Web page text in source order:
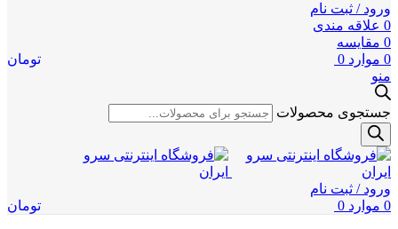
ورود / ثبت نام
0 علاقه مندی
0 مقایسه
0 موارد 0
تومان
منو
جستجوی محصولات
ورود / ثبت نام
0 موارد 0 تومان